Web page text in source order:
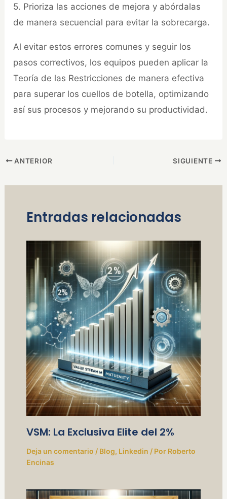
5. Prioriza las acciones de mejora y abórdalas
de manera secuencial para evitar la sobrecarga.
Al evitar estos errores comunes y seguir los
pasos correctivos, los equipos pueden aplicar la
Teoría de las Restricciones de manera efectiva
para superar los cuellos de botella, optimizando
así sus procesos y mejorando su productividad.
ANTERIOR SIGUIENTE
Entradas relacionadas
VSM: La Exclusiva Elite del 2%
Deja un comentario / Blog, Linkedin / Por Roberto
Encinas